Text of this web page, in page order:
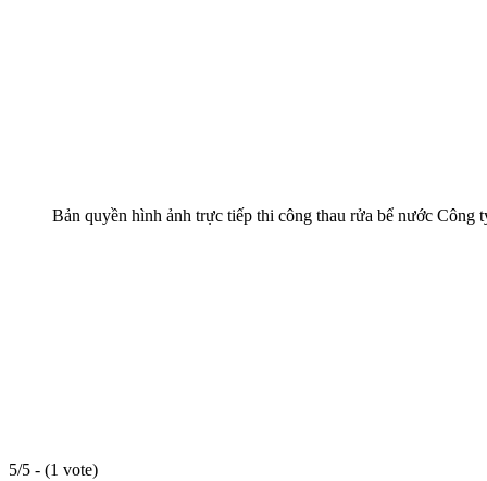
Bản quyền hình ảnh trực tiếp thi công thau rửa bể nước Công
5/5 - (1 vote)